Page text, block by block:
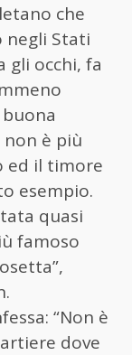
che
negli Stati
gli occhi, fa
non è più
ed il timore
esempio.
quasi
famoso
“Non è
dove